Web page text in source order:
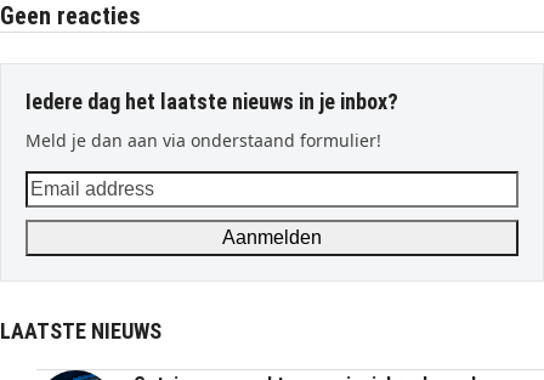
Geen reacties
Iedere dag het laatste nieuws in je inbox?
Meld je dan aan via onderstaand formulier!
Email
address
Aanmelden
LAATSTE NIEUWS